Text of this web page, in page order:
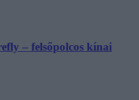
– felsőpolcos kínai